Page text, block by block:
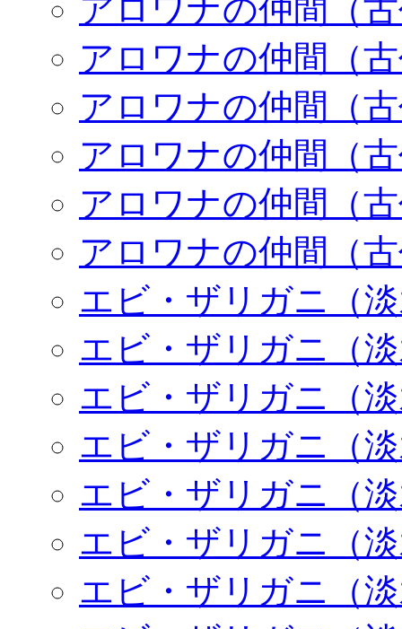
アロワナの仲間（
アロワナの仲間（
アロワナの仲間（
アロワナの仲間（
アロワナの仲間（
アロワナの仲間（
エビ・ザリガニ（
エビ・ザリガニ（
エビ・ザリガニ（
エビ・ザリガニ（
エビ・ザリガニ（
エビ・ザリガニ（
エビ・ザリガニ（